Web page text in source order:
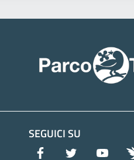
SEGUICI SU
it-facebookit-twitter it-